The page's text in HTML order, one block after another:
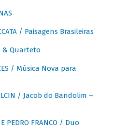
/ Paisagens Brasileiras
& Quarteto
/ Música Nova para
/ Jacob do Bandolim –
PEDRO FRANCO / Duo